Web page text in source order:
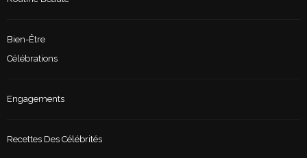
Bien-Être
Célébrations
Engagements
Recettes Des Célébrités